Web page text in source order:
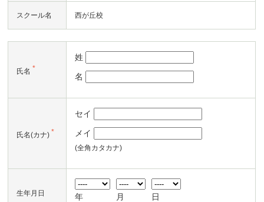
スクール名 西が丘校
氏名 *
姓
名
氏名(カナ) *
セイ
メイ
(全角カタカナ)
生年月日 年 月 日